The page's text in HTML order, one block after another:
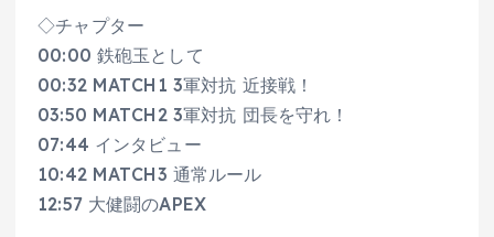
◇チャプター
00:00 鉄砲玉として
00:32 MATCH1 3軍対抗 近接戦！
03:50 MATCH2 3軍対抗 団長を守れ！
07:44 インタビュー
10:42 MATCH3 通常ルール
12:57 大健闘のAPEX